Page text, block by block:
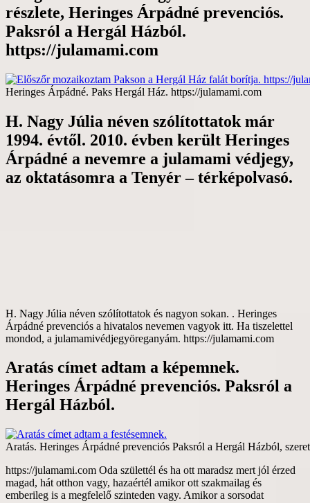
részlete, Heringes Árpádné prevenciós.
Paksról a Hergál Házból.
https://julamami.com
Heringes Árpádné. Paks Hergál Ház. https://julamami.com
H. Nagy Júlia néven szólítottatok már
1994. évtől. 2010. évben került Heringes
Árpádné a nevemre a julamami védjegy,
az oktatásomra a Tenyér – térképolvasó.
H. Nagy Júlia néven szólítottatok és nagyon sokan. . Heringes
Árpádné prevenciós a hivatalos nevemen vagyok itt. Ha tiszelettel
mondod, a julamamivédjegyöreganyám. https://julamami.com
Aratás címet adtam a képemnek.
Heringes Árpádné prevenciós. Paksról a
Hergál Házból.
Aratás. Heringes Árpádné prevenciós Paksról a Hergál Házból,
https://julamami.com Oda születtél és ha ott maradsz mert jól érzed magad, hát otthon vagy, hazaértél amikor ott szakmailag és emberileg is a megfelelő szinteden vagy. Amikor a sorsodat megismerve, tudod, hogy a Hazád ott van neked is, hiszen, generációsan is megkaptad ahhoz az alapokat. Felnőttként gondolkodva, már azt is látod, mikor, merre lépjél, hiszen a szülőhelyeden, amikor járni tanultál, megérezted, biztonságot ad számodra ott a talpaid alatti talaj. S amikor már a gyermekeidben és unokáidban, megláthatod a gyermekként még fel nem ismert önmagad, na az is átérezhető tartást ad majd. S az utánad következőknek, a tudásod, az elvégzett munkád minősége által, emberséges tartásos mintát adhatsz. Úgy hát, ami jót és szépet ide teremtettél, azáltal is itthon vagytok, a családoddal, s a következő generációidnak is, alapot adva, ez itt az Isten adta Hazátok marad. Azon legyél, hogy a Hazánkhoz adott, a legjobb tudásod szerinti, a jóhoz és széphez a nehezekben is vállalva a rád mértfeladatot. S azáltal a bele teremtetteket, abban a jó minőségben, meg is tartsad és a családodnak is azt a mintát adjad. S amikor számodra az szükséges, azt abban a jó minőségben meg is tartsák, az éppen aktuálisan döntők és úgy is kapjad vissza, amikor arra szükséged van. Hiszen, önmagadért és a következő generációdnak, a jólétéért is, teremtetted azokat a Hazánkba és az Isten adta Néphez tartozva. Mindazért, szakmailag is sokat tettél, akár fizikai munkát is végeztél, hát meg is dolgoztál érte. Akkor is amikor, hivatást gyakoroltál, alkottál, a legjobb tudásod szerint. A Hazánk gyarapítására is figyelve, a jóhoz és a széphez, az önbecsülésed miatt az emberségeddel is adtál. Hiszen, abban a minőségben, ahogy oda teremtettél, úgy élni is lenne benne igényed, mivel, a saját Hazánk és rólunk, az Isten adta Népről szól. S a már beleteremtett, legjobb minőségünknek megfelelően, történjen a Hazánknak a vezetése, csupán az ahhoz értők gyakorolják azt. Amikor számunkra emberileg és szakmailag, szükséges az, nekünk is a legjobb minőséget nyújtsa. S bennünket megbecsülve azért, elsősorban rólunk szóljon mindaz, ami általunk került a Hazánkba, abban a legjobb, vagy kitűnő minőségében. S azáltal mi is becsüljük meg, őket, akik tesznek azért, hogy legyen bőség, a Hazánknak és az Isten adta Népnek. A megbecsültsége és a hírneve a többi országban is annak megfelelő legyen, ahogy mi azt felépítettük, azt abban a jó minőségben tartsák meg. Minden jó és szép általi gyarapodása a Hazánknak, bennünket az Isten adta Népet is szükséges, hogy annak megfelelően lásson el jóléttel. Az Isten adta Népért, minden körülmények között, a jót és a szépet tegyék meg, minden döntésük előtt, mindenről hitelesen tájékoztassák az Isten adta Népet. A döntéseiknek minden apró részleteiről tudnunk szükséges, hogy véleményezni tudjuk. S anélkül ne hozzanak döntéseket, hogy ne mondhassuk ki, a véleményünket, arra ami nekünk nem jót tenne. S azt is, adják meg, hogy minden szinten érthetően fogalmazzák meg és legyen lehetőségünk, hogy még megváltoztatható időben mondhassuk ki a nemet. Ahogy a jóval és széppel, bele teljesítettünk a Hazánkba, úgy is gyarapítson bennünket. S mint magánembereket bennünket is, a Hazánknak a gyarapodása által, azon a jó szinten tartson, a megérdemelt jólétünket biztosítsa. Ne magukat szolgálják ki, kérdezzék meg az Isten adta Népet és tudjuk adni a beleegyezésünket, ahhoz, hogy a megjelölt összegek közül, mekkora fizetést szavazzunk meg számukra. Ah, ha igyekeztél, az elvégzett, jó minőségű munkáddal, biztosítottad, a családodnak, a jó minőségű, megélhetését, azáltal is adtál bele a Hazánkba. Legyen megfelelő összege a nyugdíjnak ahhoz, hogy meg tudjunk élni belőle, tudjon róla az Isten adta Nép, hogy dönthessen még fiatalkorában róla. S aki még azon felül szeretné a nyugdíjának az összegét fokozni, tegyen azért külön bele a valamit, ami különleges és hitelesen nevesítő a Hazánkra. A gyermekeidnek, az életkoruknak megfelelő önbecsülésüket, mindig a saját idejükben, a legjobb tudásod szerint igyekezz biztosítani.ű Ne legyen különbség a tiszteletnek, alapként megadásánál a kislányok és a kisfiúk között. Ah, ha vezetést vállaltál fel, az Isten adta Népről, a Hazánkról, a sorsukról minden körülmények között, az emberséges tartásod szerint és gondolkodva döntsél. Amikor szükséges az előre megbeszéltek szerint, s azon túl is, velünk az Isten adta Néppel megbeszélteknek megfelelően, véleményezzél. Ne bízd azt másra, a családodon belül sem és a baráti körödben se, minden körülmények között, emberségesen és gondolkodó felelős vezetőként cselekedjél. S az Isten adta Népnek az alapban megjár, hogy a legjobb tudásod szerint, igyekezz, azt az alapjuknak biztosítani, ami az életük során az elérhető legjobb jólétüket jelenti. S arról biztosítsad az Isten adta Népet, hogy azt, amire akkor a legjobb tudásod szerint, képes vagy, az Isten adta Népnek is az elértjüknek megfelelő jó és kitűnő szintjén meg is történik. Azon legyél, hogy az életkoruknak megfelelő saját idejükben, ahhoz, tudjanak a tehetségünkből eredő tudásukkal, maguk is a jót és a szépet adni. S amikor majd már önmagukért is tudnak tenni, adjátok össze a tudásotokat. Többféle szinten lévőkkel beszéljétek át, s tudjatok arról, hogy mire van akkor éppen igénye, az Isten adta Népnek. Mindegyik döntő, az akkori saját legjobb tudását adhassa hozzá. Azáltal is átérezhesse, mit jelent számára az Isten adta Népnek a sikere. A saját döntése legyen, hogy mikor ad bele abba és mennyit tud akkor adni. Amiből majd amikor szüksége lesz arra, biztos lehet benne, hogy ugyanabban a minőségben azt ki is veheti. Amíg gyermekeknek bizonyulnak, ne várj tőlük felnőtt döntést és ne úgy ítéld meg őket. Ameddig legyél választ adó a kérdéseikre, amíg nagy szükség van ott rád, mint aki adni tud oda. Azáltal is érezzék, a tiszteletet, szeretetet és a biztonságot nyújtó törődést. A szülői felelősséget addig igyekezz a saját szinteden erősíteni, amíg arra szükség lesz. Úgy, hogy ne ess túlzásokba, az érintettek számára életszerű legyen az is. Ah, amíg ők maguk nem képesek arra, szülőként magad szerint, felvállalva azt tedd azt amire számukra ahhoz szükségük van. Ami szerinted és szerintük, a jó nevelésüket, gondolkodva biztosítani tudja, add meg időben, ne csupán szívesen és lelkesen. Hiszen közben, az önismeretük a helyére kerülhet általa és rátalálhatnak a racionális oldalukra. S azáltal is a családért és a Hazáért is képesek lesznek, tartásos emberekké fejlődni és úgy is teljesíteni. A szakmáddal, a szerinted teljesíthető jó munkaminőségeddel, a hivatásodat, emberségesen, hitelesen, gyakoroljad. Úgy azt a Hazánknak az emberséges formában maradásának a megtartásához, szerintem már hozzá is adtad. Miközben, tehetségből eredően, alkottál, az emberek által, az a gyakorlatban is megtapasztalva, hitelesítve lett. Amit feltaláltál és már összefüggésében látsz, azáltal, magad is, fejlődsz, amikor abból a szolgáltatásoddal adsz. S a Hazánkat is hitelesen nevesíted, mind azok által, akkor is ha nehezített az utad azáltal. Mert ha annak amit megteremtettél, a jóban és szépben alkalmazni igyekszel és azáltal a hitelességére is ügyelve élsz, kiemel az téged éppen a saját idődben. Helyén kezeled majd azt, hogy a szinteden meg is maradhatsz. S ahhoz képest fejlesztheted magadat, úgy az emberi méltóságodat megtartva élsz majd. S magad szerint tartásos emberré válsz, ha azt adtad, akár napi szinten is, amit, a legjobb tudásod szerint, akkor éppen tudtál. A saját Hazádban vagy már, ha bele adod azt, ami oda jár, mert adni születtünk mindannyian. S magad is, a családodnak, a talpuk alatti talajnak, mint a saját idejükben, a sorsukat építőknek, az alapjuknak szántál, az akkor azok által is, hasznukra lesz már. Az adni tudásnak az örömét megismerik, túlzásba nem viszik, hát át is vehetik és tovább is vihetik, az arra már éppen, emberileg is érett sarjaid. Azután, eljön az ideje annak, hogy a saját sorsukban, már a tudásukkal és az emberségükkel egy szinten vannak. Nem hagyják el az Isten adta Népet, magát a Hazát végleg. Hanem itt építik fel azt a minőségű életet, amit generációsan és a sorsuk szerint megérdemelnek. Annak az építésével lesz sikerélményük, adnak hozzá, hiszen, szerintem, adni születtünk és ide bele a saját Hazánkba és mindannyian. Szerintem, a Hazánkba adva, a saját idejében, hazaszeretővé is válhat, aki ide született. S akik meg a hovatartozásuk miatt érkeznek a Hazájukba tartozónak érezve magukat. S otthon is lehetnek mert bele is teremtenek, azzal megteremthetik azt az emberi minőségüket, ami által végleg, tisztelhetők lesznek itt. Eljutnak odáig, hogy ide teremtve, ugyan miért kívánnának elköltözni innen. Szerintem, inkább a megélik a nehezek, mint akik itt születtek. S az a hozzáértő vezetőket, emberileg és szakmailag is gondolkodásra készteti. Hiszen akkorra már ide születtek a gyermekeik, akik megalapozhatják a következő generációknak is, az eredetileg a Hazánkhoz tartozásukat. Kimondhatják, hogy akarnak -e ide úgy tartozni, hogy elsősorban, hozzánk tartozóknak mondják magukat. Hiszen adok - kapok, a jóból és szépből, hát szerintem, azáltal is, az egészséges körforgásban maradni igyekszünk. S azzal, tartást is adunk a Hazánkhoz mindannyian, emberségből vizsgáznak most a másokat utánzók. S fokozatosan, a saját emberi értékeinket erősítve élünk. A jó minőségű életünket, felépíteni igyekszünk, a saját életritmusunkban és tudásuknak megfelelően. S a továbbiakban is, figyelni szükséges a belső kontrollunknak az emberséges saját vizsgáinkra. Mert az emberséges és vagy a szakmai érettségünknek megfelelően tudunk dönteni. S mindezek mellett, a lelkiismeretünknek, a saját időnkben való figyelmeztetésére figyelve élünk. Azáltal is tartásosan élve, bármennyire is nehéz, nem fordulunk ki, se a álmaink megvalósításáért, sem a nagy pénzé